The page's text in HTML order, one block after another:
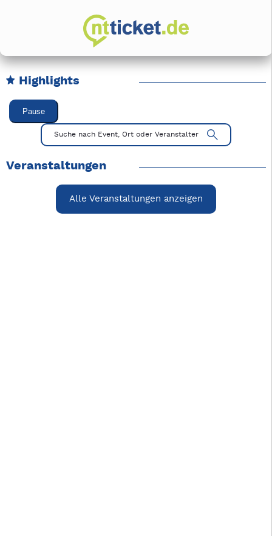
Highlights
Karussell Veranstaltungen überspringen
Pause
Mit Tab zu den Steuerelementen wechseln. Mit Pfeiltasten
Suche nach Event, Ort oder Veranstalter
Veranstaltungen
Alle Veranstaltungen anzeigen